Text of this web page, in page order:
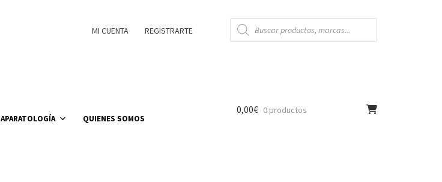
MI CUENTA REGISTRARTE
Búsqueda
de
productos
APARATOLOGÍA QUIENES SOMOS
0,00€ 0 productos